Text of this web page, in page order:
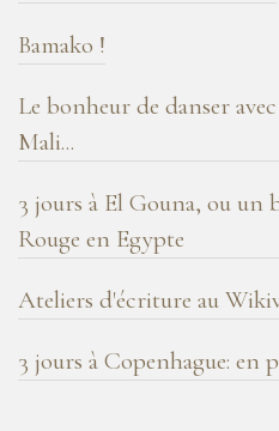
Bamako !
Le bonheur de danser
Mali...
3 jours à El Gouna, ou un
Rouge en Egypte
Ateliers d'écriture au
3 jours à Copenhague: en